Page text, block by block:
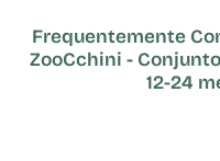
Frequentemente
ZooCchini -
12-24